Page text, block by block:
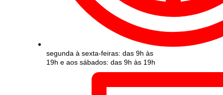
segunda à sexta-feiras: das 9h às
19h e aos sábados: das 9h às 19h